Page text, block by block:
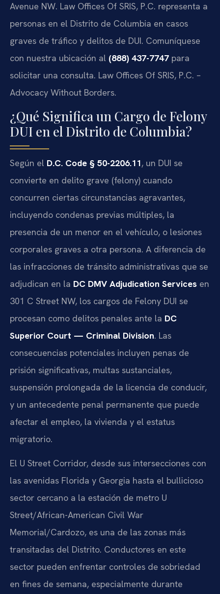
Avenue NW. Law Offices Of SRIS, P.C. representa a
personas en el Distrito de Columbia en casos
graves de tráfico y delitos de DUI. Comuníquese
con nuestra ubicación al (888) 437-7747 para
solicitar una consulta. Law Offices Of SRIS, P.C. –
Advocacy Without Borders.
¿Qué Significa un Cargo de Felony
DUI en el Distrito de Columbia?
Según el D.C. Code § 50-2206.11, un DUI se
convierte en delito grave (felony) cuando
concurren ciertas circunstancias agravantes,
incluyendo condenas previas múltiples, la
presencia de un menor en el vehículo, o lesiones
corporales graves a otra persona. A diferencia de
las infracciones de tránsito administrativas que se
adjudican en la DC DMV Adjudication Services en
301 C Street NW, los cargos de Felony DUI se
procesan como delitos penales ante la DC
Superior Court — Criminal Division. Las
consecuencias potenciales incluyen penas de
prisión significativas, multas sustanciales,
suspensión prolongada de la licencia de conducir,
y un antecedente penal permanente que puede
afectar el empleo, la vivienda y el estatus
migratorio.
El U Street Corridor, desde sus intersecciones con
las avenidas Florida y Georgia hasta el bullicioso
sector cercano a la estación de metro U
Street/African-American Civil War
Memorial/Cardozo, es una de las zonas más
transitadas del Distrito. Conductores en este
sector pueden enfrentar controles de sobriedad
en fines de semana, especialmente durante